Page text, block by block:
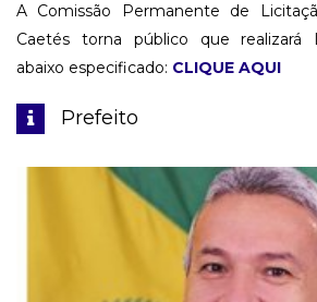
A Comissão Permanente de
Caetés torna público que realizará
abaixo especificado: CLIQUE AQUI
Prefeito